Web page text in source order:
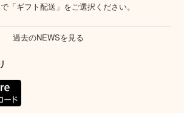
「ギフト配送」をご選択ください。
過去のNEWSを見る